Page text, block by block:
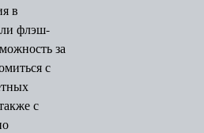
предмета
«Обществознание»
WorldSkillsRussia
явлений среди
несовершеннолетних
ГТО
в
флэш-
за
с
с